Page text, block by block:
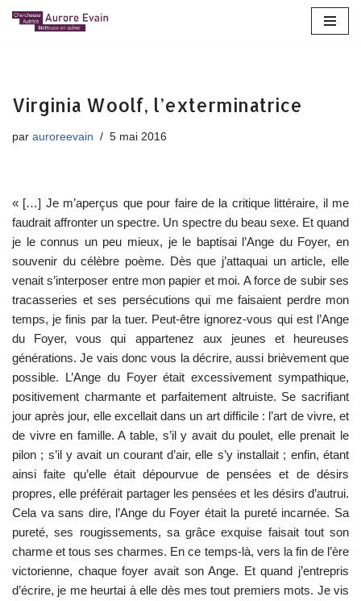
Virginia Woolf, l’exterminatrice
par auroreevain 5 mai 2016
« […] Je m’aperçus que pour faire de la critique littéraire, il me
faudrait affronter un spectre. Un spectre du beau sexe. Et quand
je le connus un peu mieux, je le baptisai l’Ange du Foyer, en
souvenir du célèbre poème. Dès que j’attaquai un article, elle
venait s’interposer entre mon papier et moi. A force de subir ses
tracasseries et ses persécutions qui me faisaient perdre mon
temps, je finis par la tuer. Peut-être ignorez-vous qui est l’Ange
du Foyer, vous qui appartenez aux jeunes et heureuses
générations. Je vais donc vous la décrire, aussi brièvement que
possible. L’Ange du Foyer était excessivement sympathique,
positivement charmante et parfaitement altruiste. Se sacrifiant
jour après jour, elle excellait dans un art difficile : l’art de vivre, et
de vivre en famille. A table, s’il y avait du poulet, elle prenait le
pilon ; s’il y avait un courant d’air, elle s’y installait ; enfin, étant
ainsi faite qu’elle était dépourvue de pensées et de désirs
propres, elle préférait partager les pensées et les désirs d’autrui.
Cela va sans dire, l’Ange du Foyer était la pureté incarnée. Sa
pureté, ses rougissements, sa grâce exquise faisait tout son
charme et tous ses charmes. En ce temps-là, vers la fin de l’ère
victorienne, chaque foyer avait son Ange. Et quand j’entrepris
d’écrire, je me heurtai à elle dès mes tout premiers mots. Je vis